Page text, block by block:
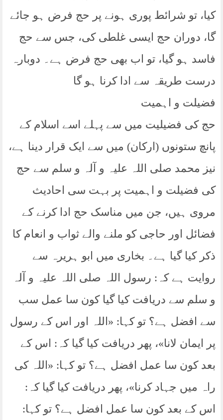
کیا، تو شرائط پوری ہونے پر حج فرض ہو جائے
گا، دوران حج ایسی غلطی کی، جس سے حج
فاسد ہو گیا، تو اب بھی حج فرض ہے۔ دوبارہ
درست طریقہ سے ادا کرنا ہو گا
فضیلت و اہمیت
حج کی فضیلیت میں سے پہلے اسے اسلام کے
پانچ ستونوں (ارکان) میں سے ایک قرار دینا ہے،
نیز محمد صلی اللہ علیہ و آلہ و سلم سے حج
کی فضیلت و اہمیت پر بہت سی احادیث
مروی ہیں، جن میں مناسک حج ادا کرنے کے
فضائل اور حاجی کو ملنے والے ثواب و انعام کا
ذکر کیا گیا ہے۔ بخاری میں ابو ہریرہ سے
روایت ہے کہ: رسول اللہ صلی اللہ علیہ و آلہ
و سلم سے دریافت کیا گیا کون سا عمل سب
سے افضل ہے؟ تو کہا: «اللہ اور اس کے رسول
پر ایمان لانا»، پھر دریافت کیا گیا کہ: اس کے
بعد کون سا عمل افضل ہے؟ تو کہا: «اللہ کی
راہ میں جہاد کرنا»، پھر دریافت کیا گیا کہ:
اس کے بعد کون سا عمل افضل ہے؟ تو کہا: